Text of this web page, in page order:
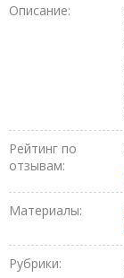
Описание:
Рейтинг по
отзывам:
Материалы:
Рубрики: